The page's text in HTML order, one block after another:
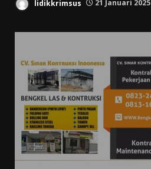
lidikkrimsus 21 Januari 2025